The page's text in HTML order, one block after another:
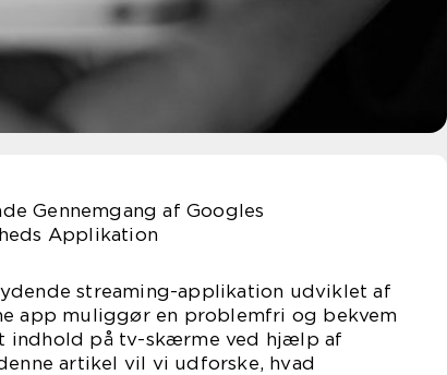
Gennemgang af Googles
Applikation
streaming-applikation udviklet af
app muliggør en problemfri og bekvem
indhold på tv-skærme ved hjælp af
artikel vil vi udforske, hvad